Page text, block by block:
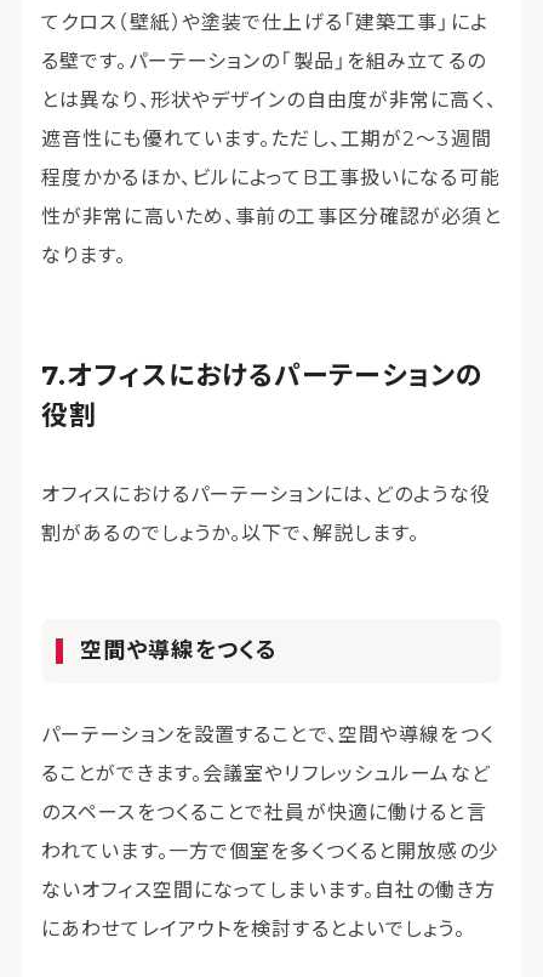
てクロス（壁紙）や塗装で仕上げる「建築工事」によ
る壁です。パーテーションの「製品」を組み立てるの
とは異なり、形状やデザインの自由度が非常に高く、
遮音性にも優れています。ただし、工期が2〜3週間
程度かかるほか、ビルによってB工事扱いになる可能
性が非常に高いため、事前の工事区分確認が必須と
なります。
オフィスにおけるパーテーションの
役割
オフィスにおけるパーテーションには、どのような役
割があるのでしょうか。以下で、解説します。
空間や導線をつくる
パーテーションを設置することで、空間や導線をつく
ることができます。会議室やリフレッシュルームなど
のスペースをつくることで社員が快適に働けると言
われています。一方で個室を多くつくると開放感の少
ないオフィス空間になってしまいます。自社の働き方
にあわせてレイアウトを検討するとよいでしょう。